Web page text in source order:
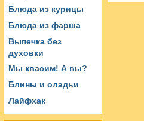
Блюда из курицы
Блюда из фарша
Выпечка без
духовки
Мы квасим! А вы?
Блины и оладьи
Лайфхак